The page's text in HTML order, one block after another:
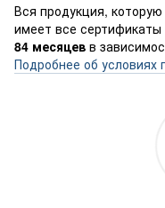
Вся продукция,
имеет все
84 месяцев в
Подробнее об условиях